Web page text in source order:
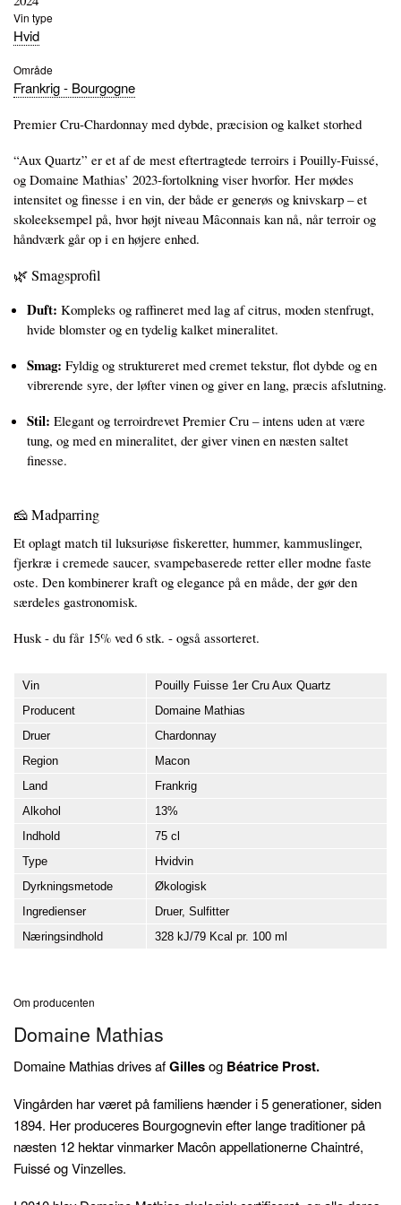
Vin type
Hvid
Område
Frankrig - Bourgogne
Premier Cru‑Chardonnay med dybde, præcision og kalket storhed
“Aux Quartz” er et af de mest eftertragtede terroirs i Pouilly-Fuissé,
og Domaine Mathias’ 2023‑fortolkning viser hvorfor. Her mødes
intensitet og finesse i en vin, der både er generøs og knivskarp – et
skoleeksempel på, hvor højt niveau Mâconnais kan nå, når terroir og
håndværk går op i en højere enhed.
🌿 Smagsprofil
Duft: Kompleks og raffineret med lag af citrus, moden stenfrugt,
hvide blomster og en tydelig kalket mineralitet.
Smag: Fyldig og struktureret med cremet tekstur, flot dybde og en
vibrerende syre, der løfter vinen og giver en lang, præcis afslutning.
Stil: Elegant og terroirdrevet Premier Cru – intens uden at være
tung, og med en mineralitet, der giver vinen en næsten saltet
finesse.
🧀 Madparring
Et oplagt match til luksuriøse fiskeretter, hummer, kammuslinger,
fjerkræ i cremede saucer, svampebaserede retter eller modne faste
oste. Den kombinerer kraft og elegance på en måde, der gør den
særdeles gastronomisk.
Husk - du får 15% ved 6 stk. - også assorteret.
Vin
Pouilly Fuisse 1er Cru Aux Quartz
Producent
Domaine Mathias
Druer
Chardonnay
Region
Macon
Land
Frankrig
Alkohol
13%
Indhold
75 cl
Type
Hvidvin
Dyrkningsmetode
Økologisk
Ingredienser
Druer, Sulfitter
Næringsindhold
328 kJ/79 Kcal pr. 100 ml
Om producenten
Domaine Mathias
Domaine Mathias drives afGillesog Béatrice Prost.
Vingården har været på familiens hænder i 5 generationer, siden
1894. Her produceres Bourgognevin efter lange traditioner på
næsten 12 hektar vinmarker Macôn appellationerne Chaintré,
Fuissé og Vinzelles.